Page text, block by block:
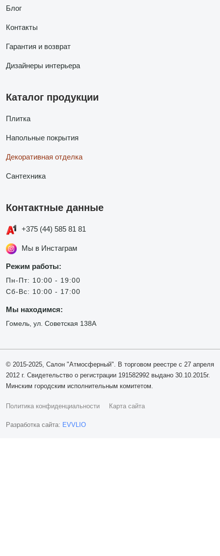
Блог
Контакты
Гарантия и возврат
Дизайнеры интерьера
Каталог продукции
Плитка
Напольные покрытия
Декоративная отделка
Сантехника
Контактные данные
+375 (44) 585 81 81
Мы в Инстаграм
Режим работы:
Пн-Пт: 10:00 - 19:00
Сб-Вс: 10:00 - 17:00
Мы находимся:
Гомель, ул. Советская 138А
© 2015-2025, Салон "Атмосферный". В торговом реестре с 27 апреля
2012 г. Свидетельство о регистрации 191582992 выдано 30.10.2015г.
Минским городским исполнительным комитетом.
Политика конфиденциальности Карта сайта
Разработка сайта: EVVLIO